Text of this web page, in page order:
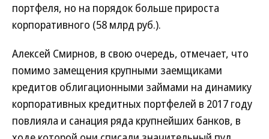
портфеля, но на порядок больше прироста
корпоративного (58 млрд руб.).
Алексей Смирнов, в свою очередь, отмечает, что
помимо замещения крупными заемщиками
кредитов облигационными займами на динамику
корпоративных кредитных портфелей в 2017 году
повлияла и санация ряда крупнейших банков, в